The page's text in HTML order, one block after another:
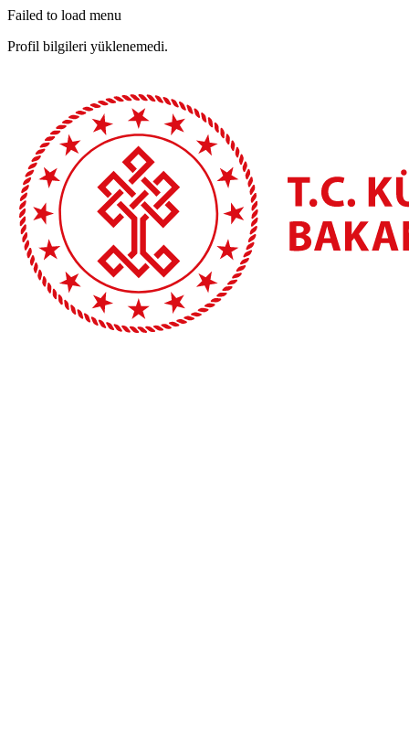
Failed to load menu
Profil bilgileri yüklenemedi.